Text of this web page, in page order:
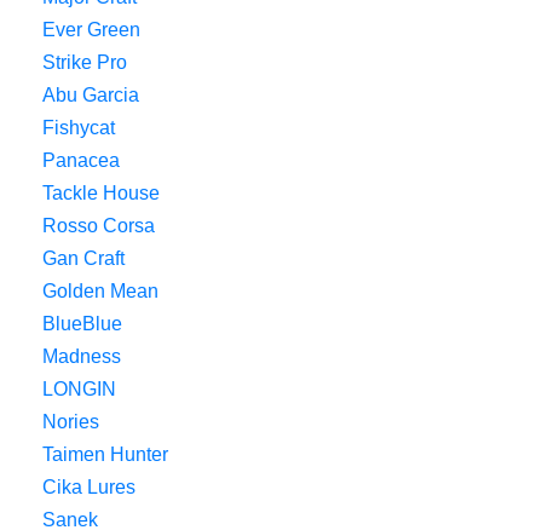
Ever Green
Strike Pro
Abu Garcia
Fishycat
Panacea
Tackle House
Rosso Corsa
Gan Craft
Golden Mean
BlueBlue
Madness
LONGIN
Nories
Taimen Hunter
Cika Lures
Sanek